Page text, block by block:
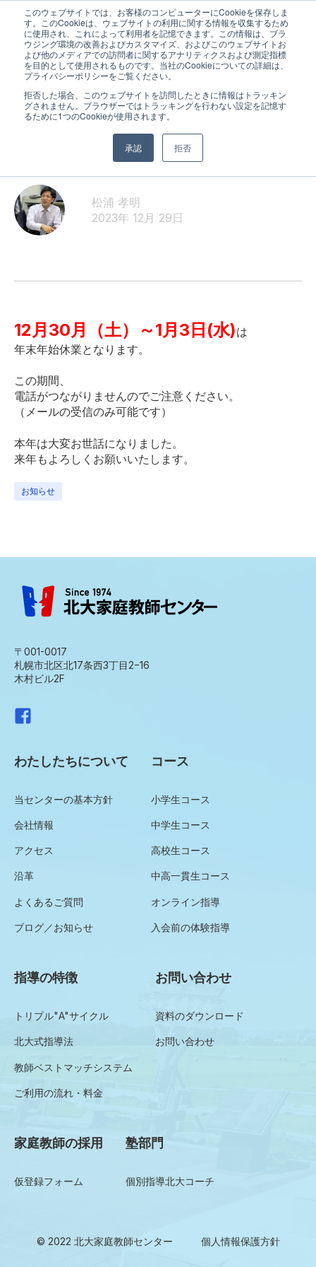
このウェブサイトでは、お客様のコンピューターにCookieを保存しま
す。このCookieは、ウェブサイトの利用に関する情報を収集するため
に使用され、これによって利用者を記憶できます。この情報は、ブラ
ウジング環境の改善およびカスタマイズ、およびこのウェブサイトお
よび他のメディアでの訪問者に関するアナリティクスおよび測定指標
を目的として使用されるものです。当社のCookieについての詳細は、
プライバシーポリシーをご覧ください。
拒否した場合、このウェブサイトを訪問したときに情報はトラッキン
グされません。ブラウザーではトラッキングを行わない設定を記憶す
るために1つのCookieが使用されます。
承認 拒否
お知らせ
年末年始の休業
松浦 孝明
2023年 12月 29日
12月30月（土）～1月3日(水)は
年末年始休業となります。
この期間、
電話がつながりませんのでご注意ください。
（メールの受信のみ可能です）
本年は大変お世話になりました。
来年もよろしくお願いいたします。
お知らせ
〒001-0017
札幌市北区北17条西3丁目2−16
木村ビル2F
わたしたちについて
当センターの基本方針
会社情報
アクセス
沿革
よくあるご質問
ブログ／お知らせ
コース
小学生コース
中学生コース
高校生コース
中高一貫生コース
オンライン指導
入会前の体験指導
指導の特徴
トリプル"A"サイクル
北大式指導法
教師ベストマッチシステム
ご利用の流れ・料金
お問い合わせ
資料のダウンロード
お問い合わせ
家庭教師の採用
仮登録フォーム
塾部門
個別指導北大コーチ
© 2022 北大家庭教師センター 個人情報保護方針